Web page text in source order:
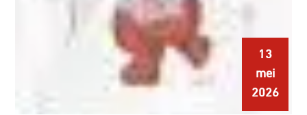
13
mei
2026